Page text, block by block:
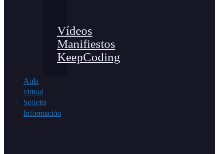
Vídeos
Manifiestos
KeepCoding
Aula
virtual
Solicita
Información